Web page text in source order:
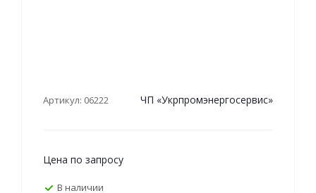
Артикул: 06222 ЧП «Укрпромэнергосервис»
Цена по запросу
В наличии